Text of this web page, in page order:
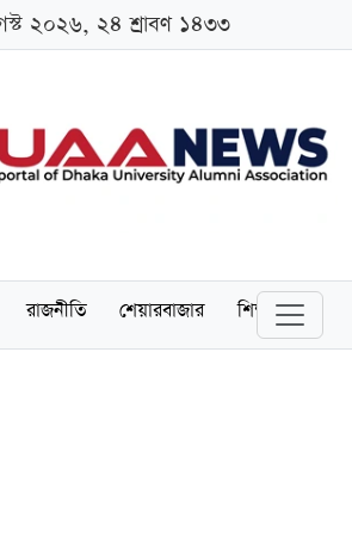
২০২৬, ২৪ শ্রাবণ ১৪৩৩
রাজনীতি শেয়ারবাজার শিক্ষা